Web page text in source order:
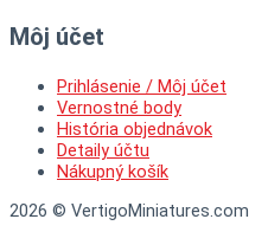
Môj účet
Prihlásenie / Môj účet
Vernostné body
História objednávok
Detaily účtu
Nákupný košík
2026 © VertigoMiniatures.com